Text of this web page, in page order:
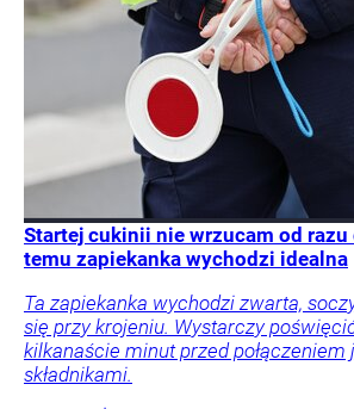
Startej cukinii nie wrzucam od razu
temu zapiekanka wychodzi idealna
Ta zapiekanka wychodzi zwarta,
się przy krojeniu. Wystarczy
kilkanaście minut przed połączeniem
składnikami.